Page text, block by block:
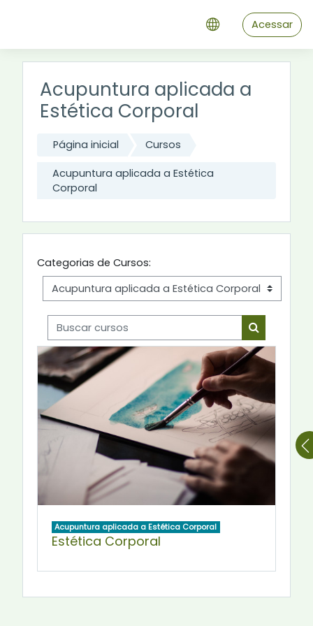
Acessar
Acupuntura aplicada a
Estética Corporal
Página inicial Cursos
Acupuntura aplicada a Estética
Corporal
Categorias de Cursos:
Buscar cursos
Buscar
Acupuntura aplicada a Estética Corporal
Estética Corporal